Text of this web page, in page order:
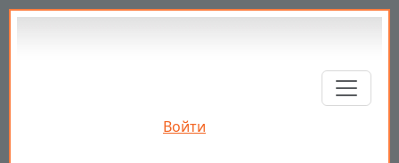
Перейти к основному содержанию
Войти